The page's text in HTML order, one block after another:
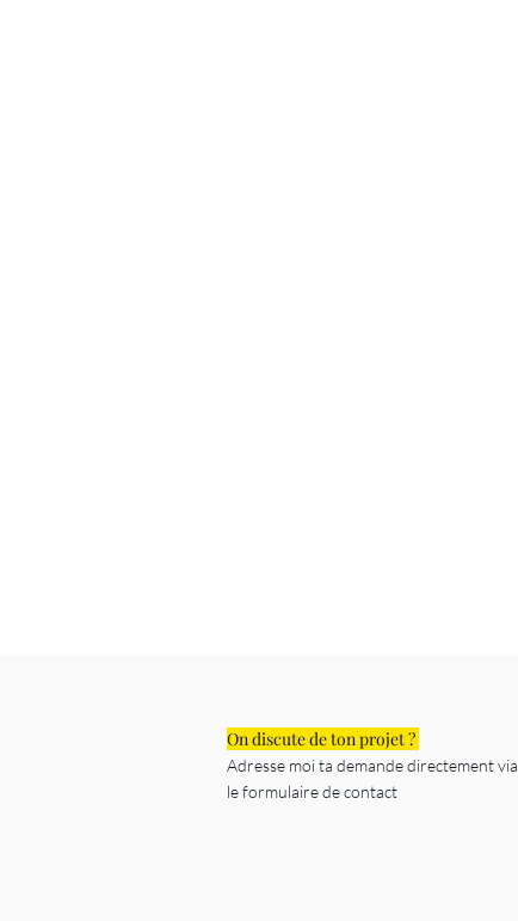
On discute de ton projet ?
Adresse moi ta demande directement via
le formulaire de contact